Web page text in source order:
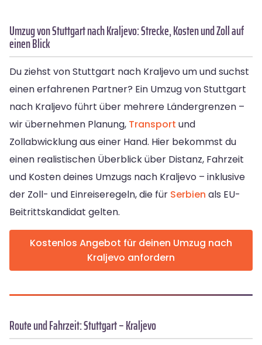
Umzug von Stuttgart nach Kraljevo: Strecke, Kosten und Zoll auf
einen Blick
Du ziehst von Stuttgart nach Kraljevo um und suchst
einen erfahrenen Partner? Ein Umzug von Stuttgart
nach Kraljevo führt über mehrere Ländergrenzen –
wir übernehmen Planung, Transport und
Zollabwicklung aus einer Hand. Hier bekommst du
einen realistischen Überblick über Distanz, Fahrzeit
und Kosten deines Umzugs nach Kraljevo – inklusive
der Zoll- und Einreiseregeln, die für Serbien als EU-
Beitrittskandidat gelten.
Kostenlos Angebot für deinen Umzug nach
Kraljevo anfordern
Route und Fahrzeit: Stuttgart – Kraljevo